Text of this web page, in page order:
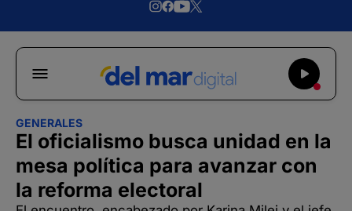
GENERALES
El oficialismo busca unidad en la
mesa política para avanzar con
la reforma electoral